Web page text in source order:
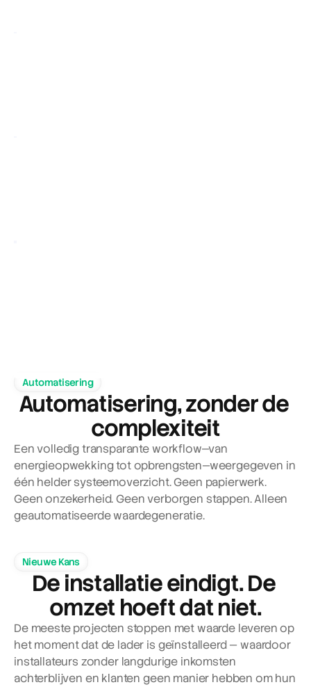
Automatisering
Automatisering, zonder de
complexiteit
Een volledig transparante workflow—van
energieopwekking tot opbrengsten—weergegeven in
één helder systeemoverzicht. Geen papierwerk.
Geen onzekerheid. Geen verborgen stappen. Alleen
geautomatiseerde waardegeneratie.
Nieuwe Kans
De installatie eindigt. De
omzet hoeft dat niet.
De meeste projecten stoppen met waarde leveren op
het moment dat de lader is geïnstalleerd — waardoor
installateurs zonder langdurige inkomsten
achterblijven en klanten geen manier hebben om hun